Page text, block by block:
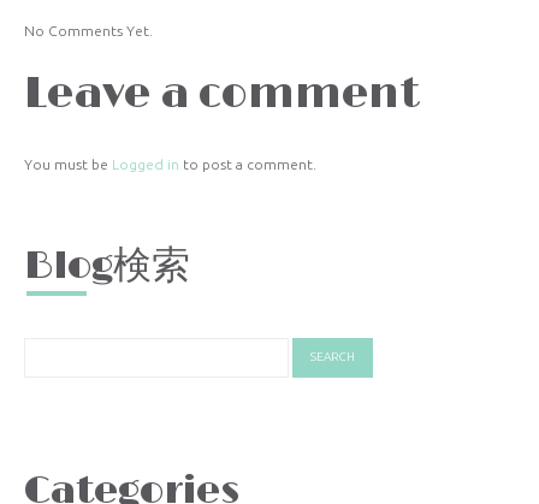
No Comments Yet.
Leave a comment
You must be Logged in to post a comment.
Blog検索
Categories